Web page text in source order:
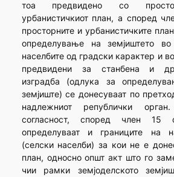
тоа предвидено со
урбанистичкиот план, а според
просторните и урбанистичките
определување на земјиштето
населбите од градски карактер и
предвидени за станбена и
изградба (одлука за
земјиште) се донесуваат по
надлежниот републички
согласност, според член 15
определуваат и границите на
(селски населби) за кои не е
план, односно општ акт што го
чии рамки земјоделското